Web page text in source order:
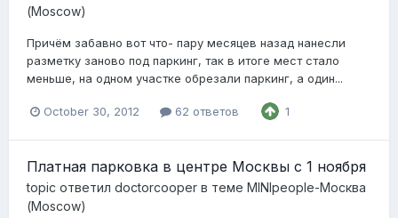
(Moscow)
Причём забавно вот что- пару месяцев назад нанесли
разметку заново под паркинг, так в итоге мест стало
меньше, на одном участке обрезали паркинг, а один...
October 30, 2012 62 ответов 1
Платная парковка в центре Москвы с 1 ноября
topic ответил doctorcooper в теме MINIpeople-Москва
(Moscow)